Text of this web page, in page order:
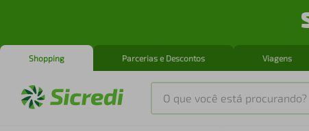
Shopping Parcerias e Descontos Viagens
O que você está procurando?